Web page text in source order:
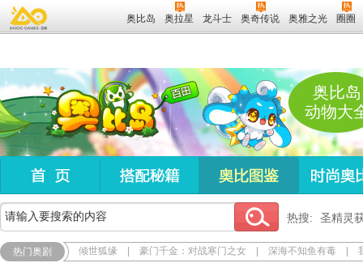
奥比岛 奥拉星 龙斗士 奥奇传说 奥雅之光 圈圈
奥比岛
动物大
热搜: 圣精灵
热门奥剧 倾世狐缘 豪门千金：对战寒门之女 深海不知鱼有毒